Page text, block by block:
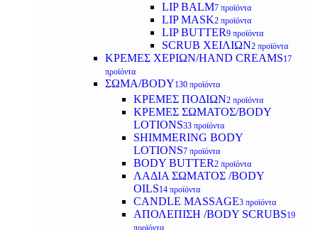
LIP BALM7 προϊόντα
LIP MASK2 προϊόντα
LIP BUTTER9 προϊόντα
SCRUB ΧΕΙΛΙΩΝ2 προϊόντα
ΚΡΕΜΕΣ ΧΕΡΙΩΝ/HAND CREAMS17
προϊόντα
ΣΩΜΑ/BODY130 προϊόντα
ΚΡΕΜΕΣ ΠΟΔΙΩΝ2 προϊόντα
ΚΡΕΜΕΣ ΣΩΜΑΤΟΣ/BODY
LOTIONS33 προϊόντα
SHIMMERING BODY
LOTIONS7 προϊόντα
BODY BUTTER2 προϊόντα
ΛΑΔΙΑ ΣΩΜΑΤΟΣ /BODY
OILS14 προϊόντα
CANDLE MASSAGE3 προϊόντα
ΑΠΟΛΕΠΙΣΗ /BODY SCRUBS19
προϊόντα